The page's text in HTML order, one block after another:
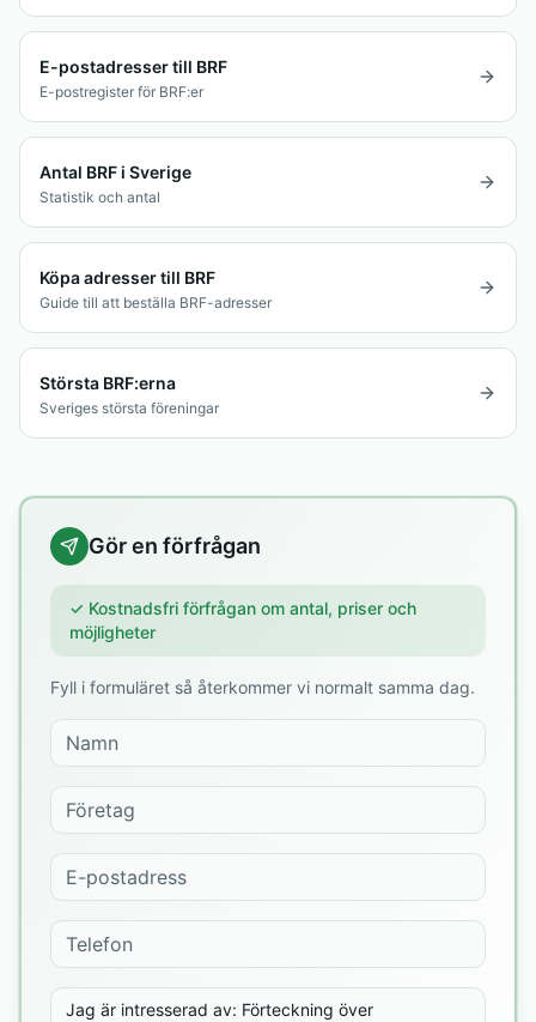
E-postadresser till BRF
E-postregister för BRF:er
Antal BRF i Sverige
Statistik och antal
Köpa adresser till BRF
Guide till att beställa BRF-adresser
Största BRF:erna
Sveriges största föreningar
Gör en förfrågan
✓ Kostnadsfri förfrågan om antal, priser och
möjligheter
Fyll i formuläret så återkommer vi normalt samma dag.